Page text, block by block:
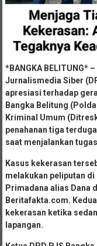
*BANGKA BELITUNG*
Jurnalismedia Siber
apresiasi terhadap
Bangka Belitung
Kriminal Umum
penahanan tiga
saat menjalankan
Kasus kekerasan
melakukan peliputan
Primadana alias Dana
Beritafakta.com.
kekerasan ketika
lapangan.